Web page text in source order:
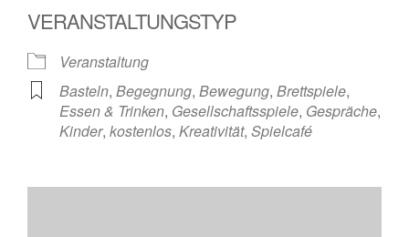
VERANSTALTUNGSTYP
Veranstaltung
Basteln, Begegnung, Bewegung, Brettspiele,
Essen & Trinken, Gesellschaftsspiele, Gespräche,
Kinder, kostenlos, Kreativität, Spielcafé